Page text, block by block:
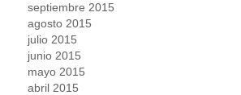
septiembre 2015
agosto 2015
julio 2015
junio 2015
mayo 2015
abril 2015